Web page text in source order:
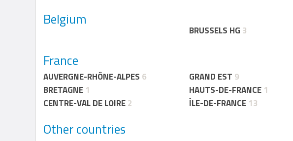
Belgium
BRUSSELS HG 3
France
AUVERGNE-RHÔNE-ALPES 6
BRETAGNE 1
CENTRE-VAL DE LOIRE2
GRAND EST 9
HAUTS-DE-FRANCE 1
ÎLE-DE-FRANCE 13
Other countries